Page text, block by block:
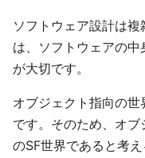
ソフトウェア設計は
は、ソフトウェアの
が大切です。
オブジェクト指向の世
です。そのため、オ
のSF世界であると考